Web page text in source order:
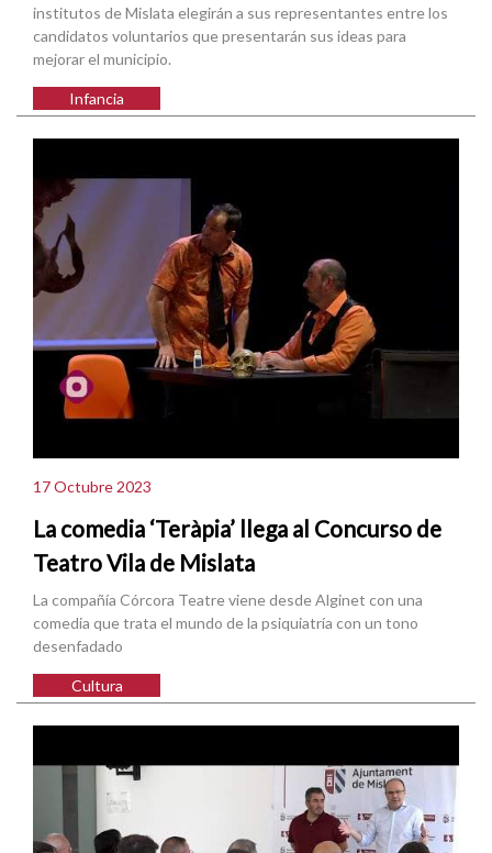
institutos de Mislata elegirán a sus representantes entre los
candidatos voluntarios que presentarán sus ideas para
mejorar el municipio.
Infancia
17 Octubre 2023
La comedia ‘Teràpia’ llega al Concurso de
Teatro Vila de Mislata
La compañía Córcora Teatre viene desde Alginet con una
comedia que trata el mundo de la psiquiatría con un tono
desenfadado
Cultura